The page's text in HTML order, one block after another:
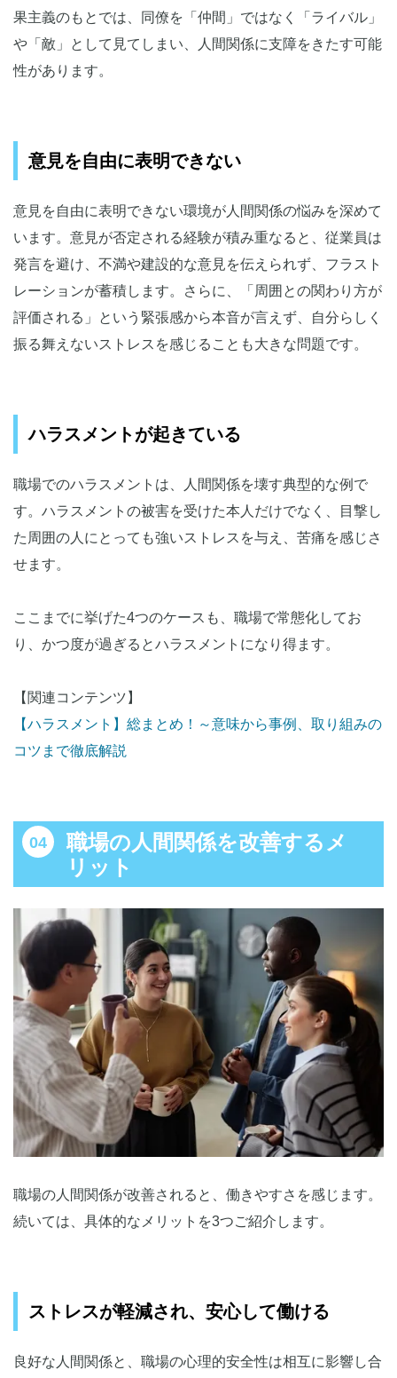
果主義のもとでは、同僚を「仲間」ではなく「ライバル」
や「敵」として見てしまい、人間関係に支障をきたす可能
性があります。
意見を自由に表明できない
意見を自由に表明できない環境が人間関係の悩みを深めて
います。意見が否定される経験が積み重なると、従業員は
発言を避け、不満や建設的な意見を伝えられず、フラスト
レーションが蓄積します。さらに、「周囲との関わり方が
評価される」という緊張感から本音が言えず、自分らしく
振る舞えないストレスを感じることも大きな問題です。
ハラスメントが起きている
職場でのハラスメントは、人間関係を壊す典型的な例で
す。ハラスメントの被害を受けた本人だけでなく、目撃し
た周囲の人にとっても強いストレスを与え、苦痛を感じさ
せます。
ここまでに挙げた4つのケースも、職場で常態化してお
り、かつ度が過ぎるとハラスメントになり得ます。
【関連コンテンツ】
【ハラスメント】総まとめ！～意味から事例、取り組みの
コツまで徹底解説
職場の人間関係を改善するメ
リット
職場の人間関係が改善されると、働きやすさを感じます。
続いては、具体的なメリットを3つご紹介します。
ストレスが軽減され、安心して働ける
良好な人間関係と、職場の心理的安全性は相互に影響し合